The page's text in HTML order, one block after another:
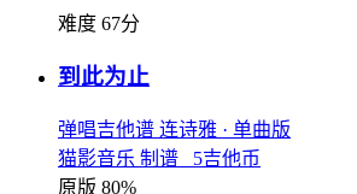
难度 67分
到此为止
弹唱吉他谱 连诗雅 · 单曲版
猫影音乐 制谱 5吉他币
原版 80%